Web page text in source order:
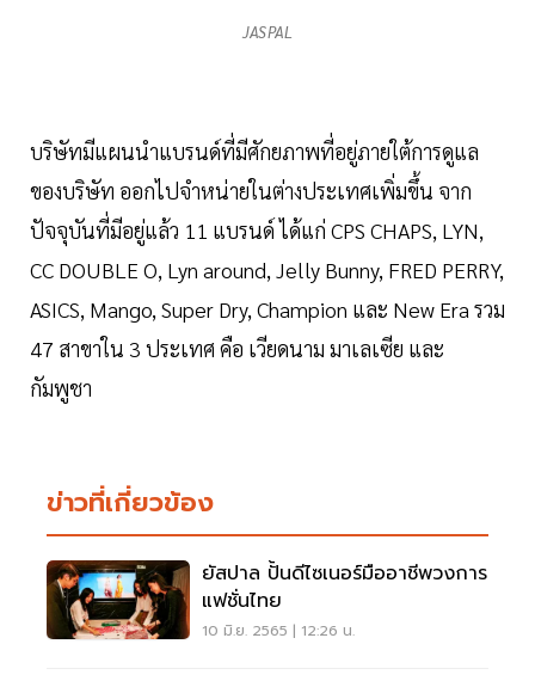
JASPAL
บริษัทมีแผนนำแบรนด์ที่มีศักยภาพที่อยู่ภายใต้การดูแล
ของบริษัท ออกไปจำหน่ายในต่างประเทศเพิ่มขึ้น จาก
ปัจจุบันที่มีอยู่แล้ว 11 แบรนด์ ได้แก่ CPS CHAPS, LYN,
CC DOUBLE O, Lyn around, Jelly Bunny, FRED PERRY,
ASICS, Mango, Super Dry, Champion และ New Era รวม
47 สาขาใน 3 ประเทศ คือ เวียดนาม มาเลเซีย และ
กัมพูชา
ข่าวที่เกี่ยวข้อง
ยัสปาล ปั้นดีไซเนอร์มืออาชีพวงการ
แฟชั่นไทย
10 มิ.ย. 2565 | 12:26 น.